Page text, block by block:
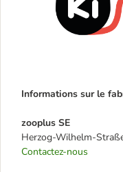
Informations sur le
zooplus SE
Herzog-Wilhelm-
Contactez-nous